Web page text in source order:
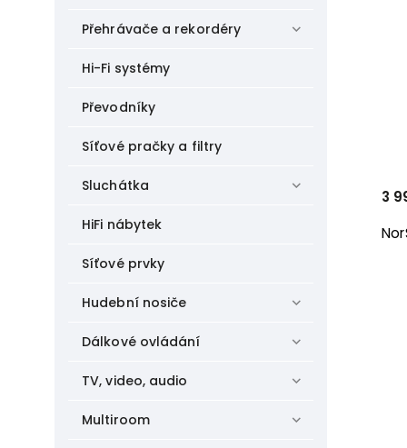
Přehrávače a rekordéry
Hi-Fi systémy
Převodníky
Síťové pračky a filtry
Sluchátka
HiFi nábytek
Síťové prvky
Hudební nosiče
Dálkové ovládání
TV, video, audio
Multiroom
3